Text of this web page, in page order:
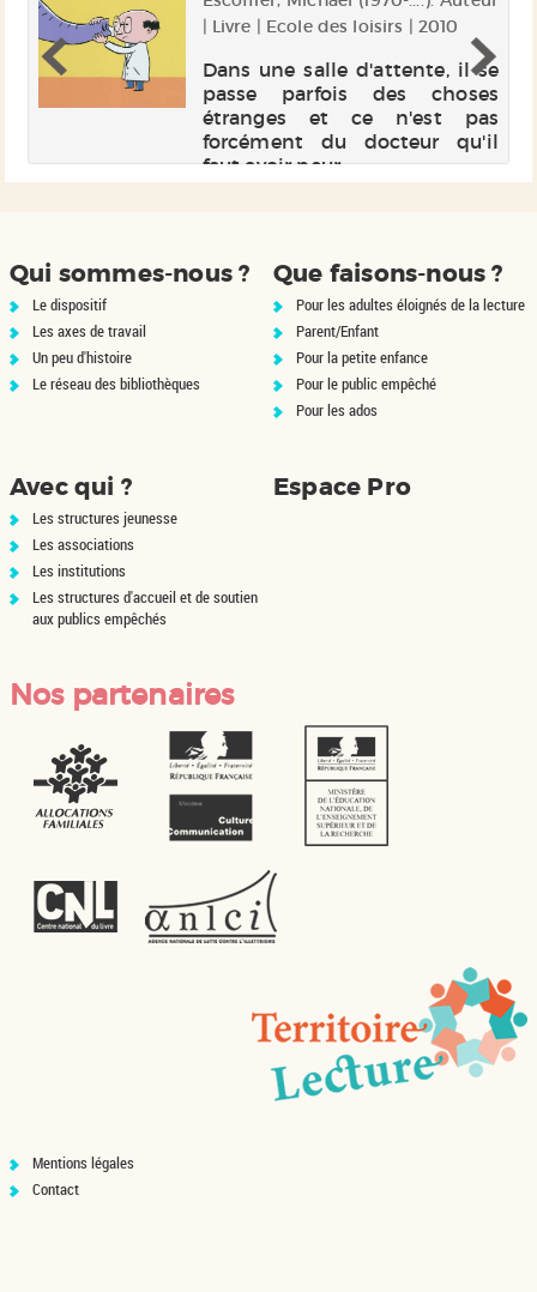
| Livre | Ecole des loisirs | 2010
Dans une salle d'attente, il se
passe parfois des choses
étranges et ce n'est pas
forcément du docteur qu'il
faut avoir peur.
Qui sommes-nous ?
Le dispositif
Les axes de travail
Un peu d'histoire
Le réseau des bibliothèques
Que faisons-nous ?
Pour les adultes éloignés de la lecture
Parent/Enfant
Pour la petite enfance
Pour le public empêché
Pour les ados
Avec qui ?
Les structures jeunesse
Les associations
Les institutions
Les structures d'accueil et de soutien
aux publics empêchés
Espace Pro
Nos partenaires
Mentions légales
Contact